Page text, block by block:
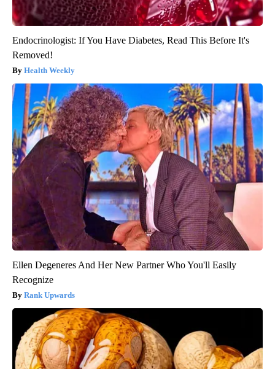
Endocrinologist: If You Have Diabetes, Read This Before It's
Removed!
Health Weekly
Ellen Degeneres And Her New Partner Who You'll Easily
Recognize
Rank Upwards